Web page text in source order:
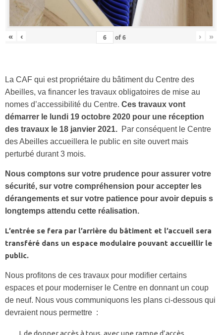
« ‹ of6 › »
La CAF qui est propriétaire du bâtiment du Centre des
Abeilles, va financer les travaux obligatoires de mise au
nomes d’accessibilité du Centre. Ces travaux vont
démarrer le lundi 19 octobre 2020 pour une réception
des travaux le 18 janvier 2021. Par conséquent le Centre
des Abeilles accueillera le public en site ouvert mais
perturbé durant 3 mois.
Nous comptons sur votre prudence pour assurer votre
sécurité, sur votre compréhension pour accepter les
dérangements et sur votre patience pour avoir depuis s
longtemps attendu cette réalisation.
L’entrée se fera par l’arrière du bâtiment et l’accueil sera
transféré dans un espace modulaire pouvant accueillir le
public.
Nous profitons de ces travaux pour modifier certains
espaces et pour moderniser le Centre en donnant un coup
de neuf. Nous vous communiquons les plans ci-dessous qui
devraient nous permettre :